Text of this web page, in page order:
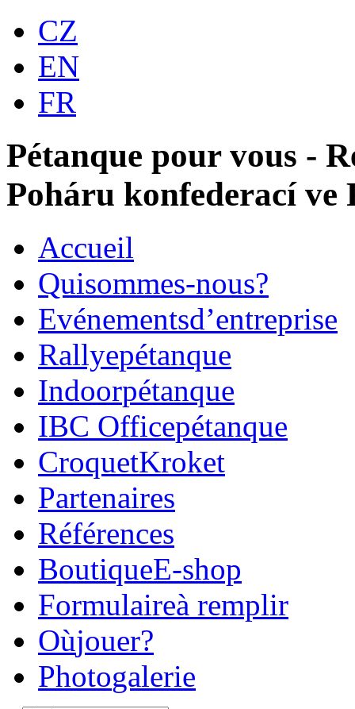
CZ
EN
FR
Pétanque pour vous -
Poháru konfederací
Accueil
Quisommes-nous?
Evénementsd’entreprise
Rallyepétanque
Indoorpétanque
IBC Officepétanque
CroquetKroket
Partenaires
Références
BoutiqueE-shop
Formulaireà remplir
Oùjouer?
Photogalerie